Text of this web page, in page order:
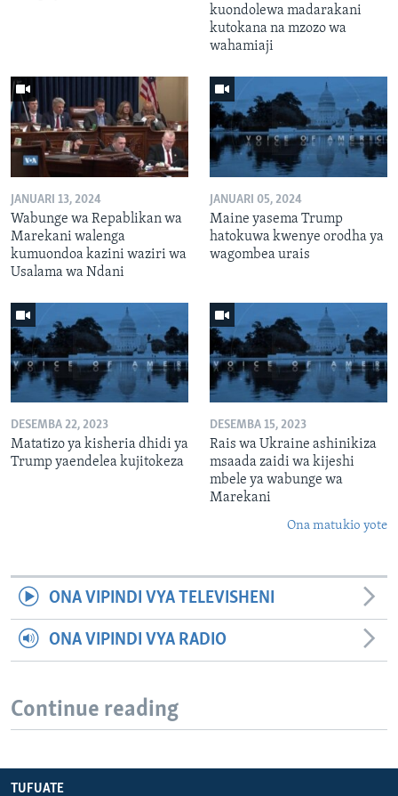
kuondolewa madarakani
kutokana na mzozo wa
wahamiaji
JANUARI 13, 2024
Wabunge wa Repablikan wa
Marekani walenga
kumuondoa kazini waziri wa
Usalama wa Ndani
JANUARI 05, 2024
Maine yasema Trump
hatokuwa kwenye orodha ya
wagombea urais
DESEMBA 22, 2023
Matatizo ya kisheria dhidi ya
Trump yaendelea kujitokeza
DESEMBA 15, 2023
Rais wa Ukraine ashinikiza
msaada zaidi wa kijeshi
mbele ya wabunge wa
Marekani
Ona matukio yote
ONA VIPINDI VYA TELEVISHENI
ONA VIPINDI VYA RADIO
Continue reading
TUFUATE